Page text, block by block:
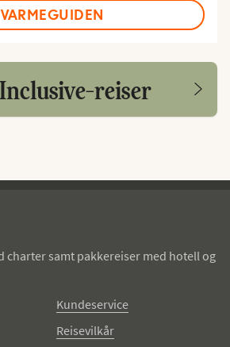
VARMEGUIDEN
reiser
charter samt pakkereiser med hotell og
Kundeservice
Reisevilkår